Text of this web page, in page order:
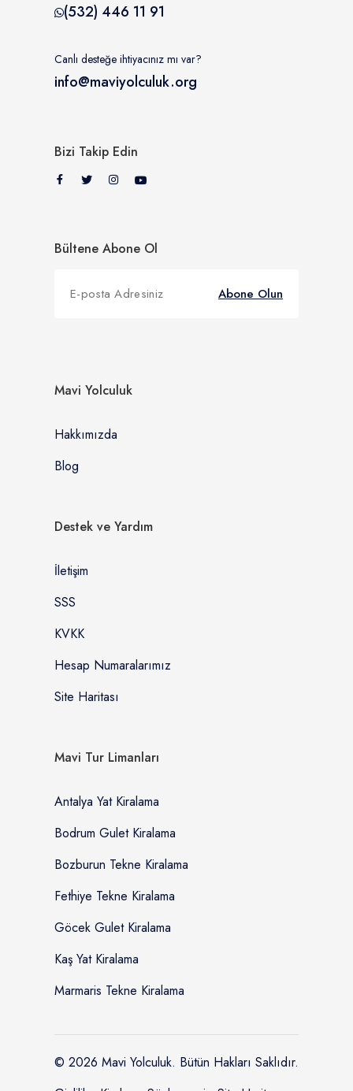
(532) 446 11 91
Canlı desteğe ihtiyacınız mı var?
info@maviyolculuk.org
Bizi Takip Edin
Bültene Abone Ol
Abone Olun
Mavi Yolculuk
Hakkımızda
Blog
Destek ve Yardım
İletişim
SSS
KVKK
Hesap Numaralarımız
Site Haritası
Mavi Tur Limanları
Antalya Yat Kiralama
Bodrum Gulet Kiralama
Bozburun Tekne Kiralama
Fethiye Tekne Kiralama
Göcek Gulet Kiralama
Kaş Yat Kiralama
Marmaris Tekne Kiralama
© 2026 Mavi Yolculuk. Bütün Hakları Saklıdır.